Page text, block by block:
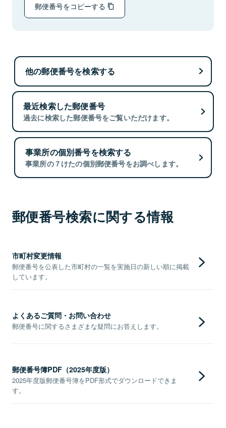
郵便番号をコピーする
他の郵便番号を検索する
最近検索した郵便番号
過去に検索した郵便番号をご覧いただけます。
事業所の個別番号を検索する
事業所の７けたの個別郵便番号をお調べします。
郵便番号検索に関する情報
市町村変更情報
郵便番号を公表した市町村の一覧を実施日の新しい順に掲載
しています。
よくあるご質問・お問い合わせ
郵便番号に関するさまざまな疑問にお答えします。
郵便番号簿PDF（2025年度版）
2025年度版郵便番号簿をPDF形式でダウンロードできま
す。